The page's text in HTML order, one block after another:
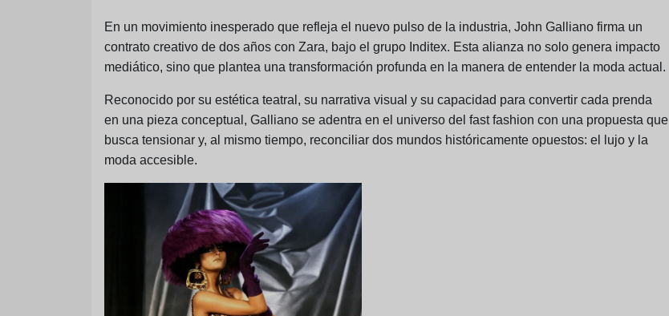
En un movimiento inesperado que refleja el nuevo pulso de la industria, John Galliano firma un
contrato creativo de dos años con Zara, bajo el grupo Inditex. Esta alianza no solo genera impacto
mediático, sino que plantea una transformación profunda en la manera de entender la moda actual.
Reconocido por su estética teatral, su narrativa visual y su capacidad para convertir cada prenda
en una pieza conceptual, Galliano se adentra en el universo del fast fashion con una propuesta que
busca tensionar y, al mismo tiempo, reconciliar dos mundos históricamente opuestos: el lujo y la
moda accesible.